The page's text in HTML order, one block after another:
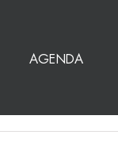
AGENDA